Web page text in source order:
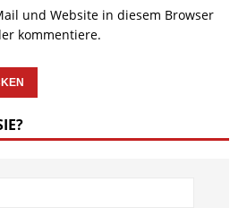
und Website in diesem Browser
kommentiere.